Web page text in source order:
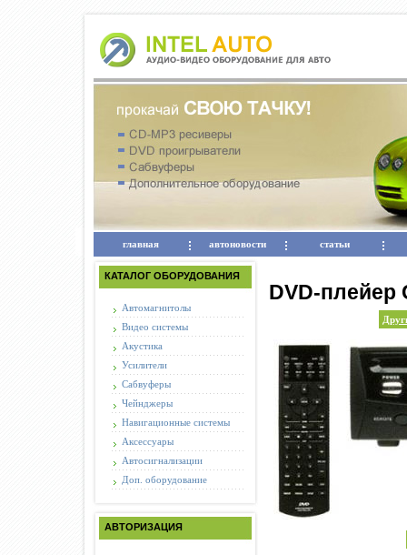
главная автоновости статьи
КАТАЛОГ ОБОРУДОВАНИЯ
Автомагнитолы
Видео системы
Акустика
Усилители
Сабвуферы
Чейнджеры
Навигационные системы
Аксессуары
Автосигнализации
Доп. оборудование
АВТОРИЗАЦИЯ
DVD-плейер